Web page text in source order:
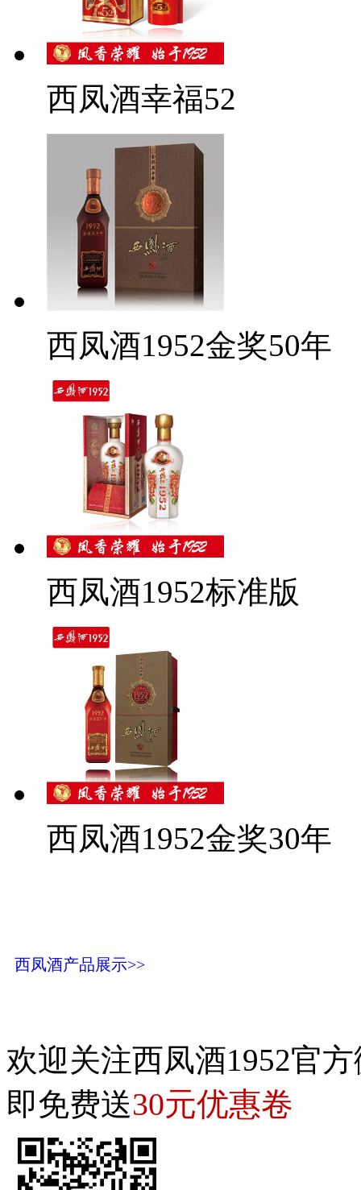
西凤酒幸福52
西凤酒1952金奖50年
西凤酒1952标准版
西凤酒1952金奖30年
西凤酒产品展示>>
欢迎关注西凤酒1952官
即免费送30元优惠卷